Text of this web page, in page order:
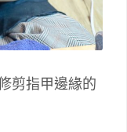
剪指甲邊緣的